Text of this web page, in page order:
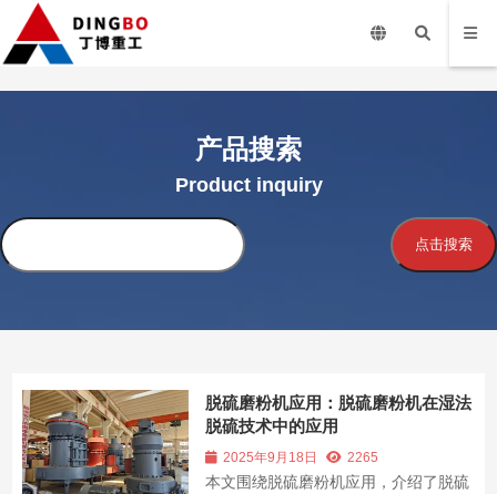
产品搜索
Product inquiry
点击搜索
脱硫磨粉机应用：脱硫磨粉机在湿法
脱硫技术中的应用
2025年9月18日 2265
本文围绕脱硫磨粉机应用，介绍了脱硫